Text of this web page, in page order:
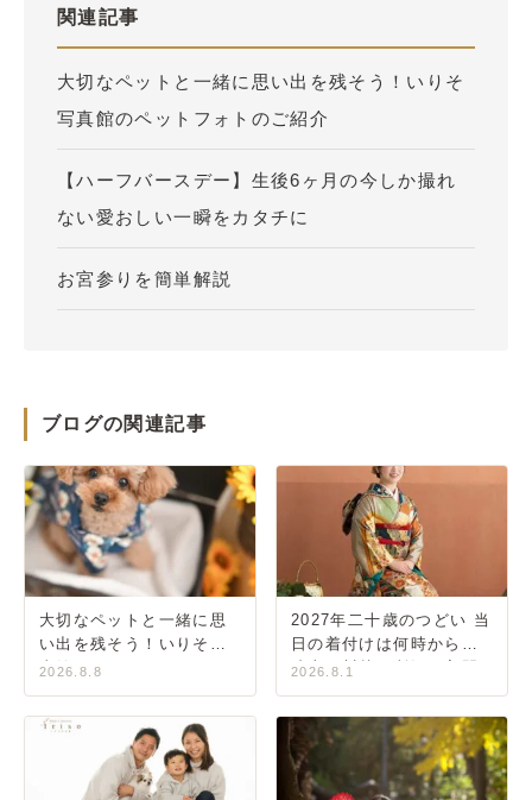
関連記事
大切なペットと一緒に思い出を残そう！いりそ
写真館のペットフォトのご紹介
【ハーフバースデー】生後6ヶ月の今しか撮れ
ない愛おしい一瞬をカタチに
お宮参りを簡単解説
ブログの関連記事
大切なペットと一緒に思
い出を残そう！いりそ写
真館のペットフォトのご
紹介
2026.8.8
2027年二十歳のつどい 当
日の着付けは何時から？
狭山・川越・所沢・入間
2026.8.1